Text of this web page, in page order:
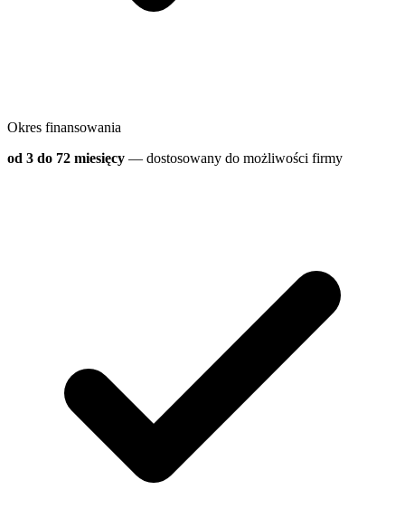
Okres finansowania
od 3 do 72 miesięcy — dostosowany do możliwości firmy